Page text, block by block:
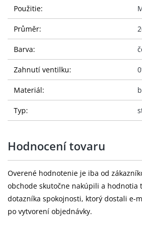
Použitie:
Průměr:
Barva:
Zahnutí ventilku:
Materiál:
Typ:
Hodnocení tovaru
Overené hodnotenie je iba od
obchode skutočne nakúpili a hodnotia
dotazníka spokojnosti, ktorý dostali e-
po vytvorení objednávky.